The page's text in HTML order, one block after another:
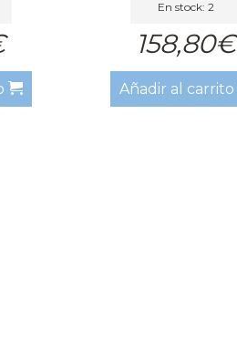
En stock: 2
158,80€
Añadir al carrito